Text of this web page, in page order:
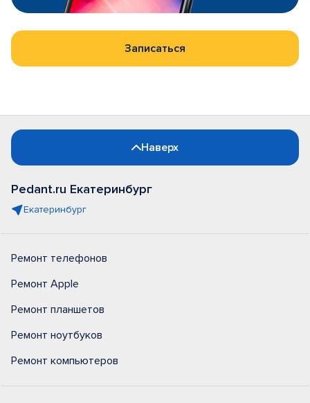
Записаться
Наверх
Pedant.ru Екатеринбург
Екатеринбург
Ремонт телефонов
Ремонт Apple
Ремонт планшетов
Ремонт ноутбуков
Ремонт компьютеров